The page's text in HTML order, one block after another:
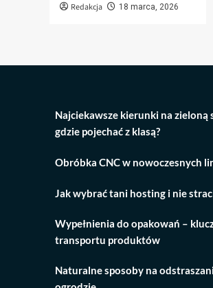
Redakcja 18 marca, 2026
Najciekawsze kierunki na zieloną
gdzie pojechać z klasą?
Obróbka CNC w nowoczesnych
Jak wybrać tani hosting i nie
Wypełnienia do opakowań –
transportu produktów
Naturalne sposoby na